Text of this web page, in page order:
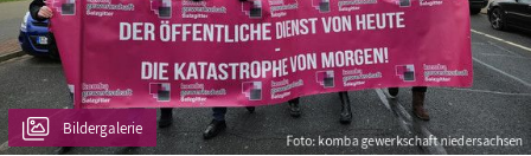
Bildergalerie